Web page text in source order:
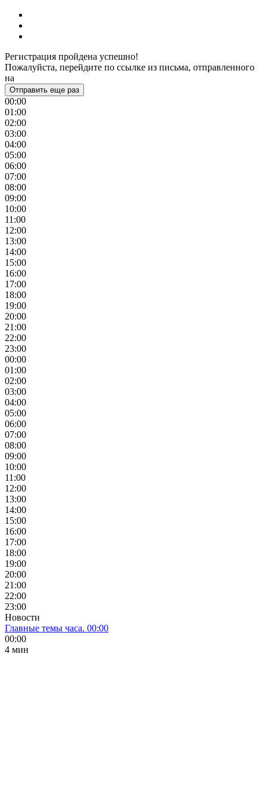
Регистрация пройдена успешно!
Пожалуйста, перейдите по ссылке из письма, отправленного
на
Отправить еще раз
00:00
01:00
02:00
03:00
04:00
05:00
06:00
07:00
08:00
09:00
10:00
11:00
12:00
13:00
14:00
15:00
16:00
17:00
18:00
19:00
20:00
21:00
22:00
23:00
00:00
01:00
02:00
03:00
04:00
05:00
06:00
07:00
08:00
09:00
10:00
11:00
12:00
13:00
14:00
15:00
16:00
17:00
18:00
19:00
20:00
21:00
22:00
23:00
Новости
Главные темы часа. 00:00
00:00
4 мин